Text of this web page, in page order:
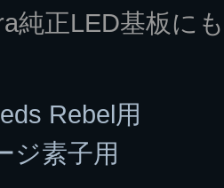
純正LED基板に
Rebel用
ジ素子用